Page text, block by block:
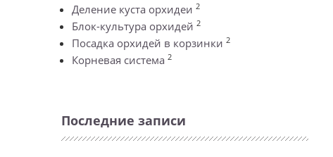
Деление куста орхидеи 2
Блок-культура орхидей 2
Посадка орхидей в корзинки 2
Корневая система 2
Последние записи